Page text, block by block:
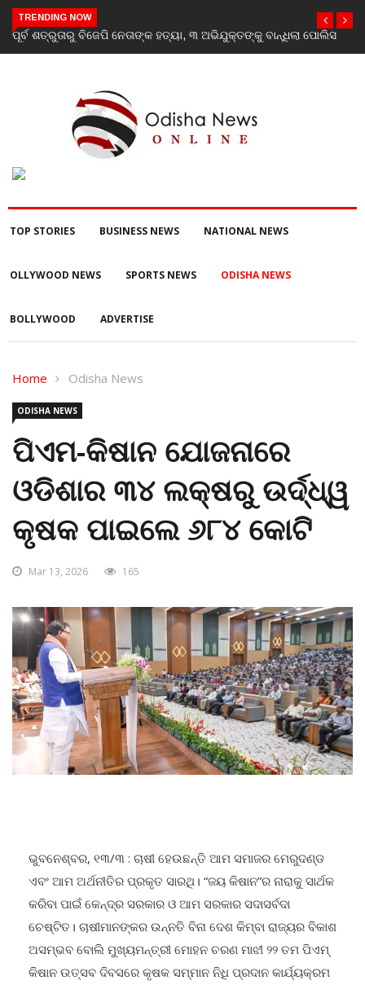
TRENDING NOW
‘Youth don’t need his certificate’: Priyanka Gandhi reacts to
RSS chief Mohan Bhagwat’s Gen Z remarks
TOP STORIES BUSINESS NEWS NATIONAL NEWS
OLLYWOOD NEWS SPORTS NEWS ODISHA NEWS
BOLLYWOOD ADVERTISE
Home Odisha News
ODISHA NEWS
ପିଏମ-କିଷାନ ଯୋଜନାରେ
ଓଡିଶାର ୩୪ ଲକ୍ଷରୁ ଉର୍ଦ୍ଧ୍ୱ
କୃଷକ ପାଇଲେ ୬୮୪ କୋଟି
Mar 13, 2026 165
ଭୁବନେଶ୍ବର, ୧୩/୩ : ଚାଷୀ ହେଉଛନ୍ତି ଆମ ସମାଜର ମେରୁଦଣ୍ଡ
ଏବଂ ଆମ ଅର୍ଥନୀତିର ପ୍ରକୃତ ସାରଥି। “ଜୟ କିଷାନ”ର ନାରାକୁ ସାର୍ଥକ
କରିବା ପାଇଁ କେନ୍ଦ୍ର ସରକାର ଓ ଆମ ସରକାର ସଦାସର୍ବଦା
ଚେଷ୍ଟିତ। ଚାଷୀମାନଙ୍କର ଉନ୍ନତି ବିନା ଦେଶ କିମ୍ବା ରାଜ୍ୟର ବିକାଶ
ଅସମ୍ଭବ ବୋଲି ମୁଖ୍ୟମନ୍ତ୍ରୀ ମୋହନ ଚରଣ ମାଝୀ ୨୨ ତମ ପିଏମ୍
କିଷାନ ଉତ୍ସବ ଦିବସରେ କୃଷକ ସମ୍ମାନ ନିଧି ପ୍ରଦାନ କାର୍ଯ୍ୟକ୍ରମ